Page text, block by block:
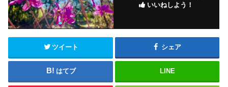
いいねしよう！
ツイート シェア
はてブ LINE